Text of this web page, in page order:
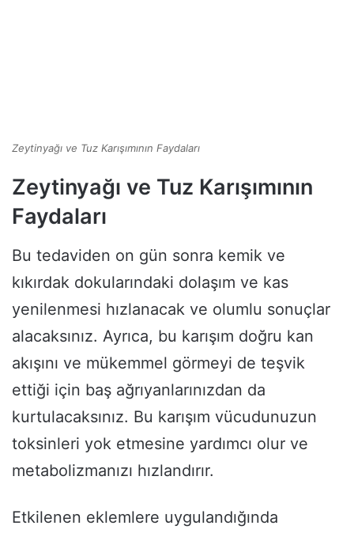
Zeytinyağı ve Tuz Karışımının Faydaları
Zeytinyağı ve Tuz Karışımının
Faydaları
Bu tedaviden on gün sonra kemik ve
kıkırdak dokularındaki dolaşım ve kas
yenilenmesi hızlanacak ve olumlu sonuçlar
alacaksınız. Ayrıca, bu karışım doğru kan
akışını ve mükemmel görmeyi de teşvik
ettiği için baş ağrıyanlarınızdan da
kurtulacaksınız. Bu karışım vücudunuzun
toksinleri yok etmesine yardımcı olur ve
metabolizmanızı hızlandırır.
Etkilenen eklemlere uygulandığında